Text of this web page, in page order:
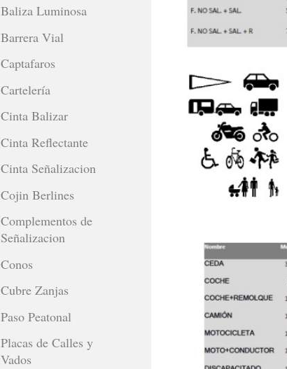
Baliza Luminosa
Barrera Vial
Captafaros
Cartelería
Cinta Balizar
Cinta Reflectante
Cinta Señalizacion
Cojin Berlines
Complementos de
Señalizacion
Conos
Cubre Zanjas
Paso Peatonal
Placas de Calles y
Vados